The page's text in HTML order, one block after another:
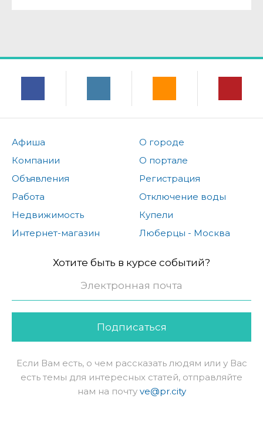
Афиша
Компании
Объявления
Работа
Недвижимость
Интернет-магазин
О городе
О портале
Регистрация
Отключение воды
Купели
Люберцы - Москва
Хотите быть в курсе событий?
Подписаться
Если Вам есть, о чем рассказать людям или у Вас
есть темы для интересных статей, отправляйте
нам на почту ve@pr.city